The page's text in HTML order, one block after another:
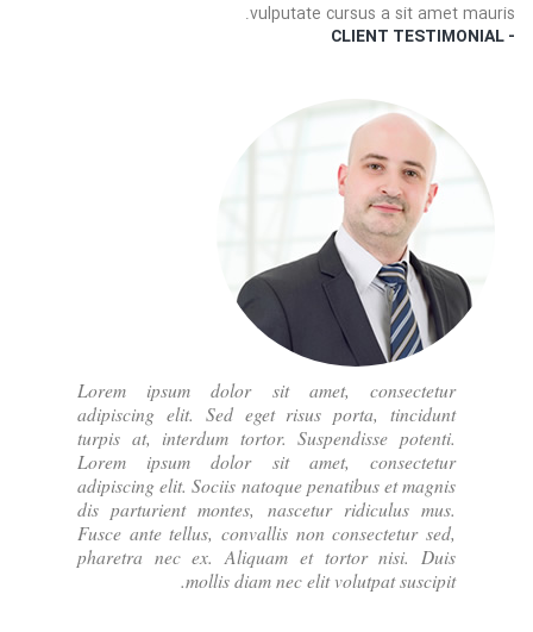
vulputate cursus a sit amet mauris.
- CLIENT TESTIMONIAL
Lorem ipsum dolor sit amet, consectetur
adipiscing elit. Sed eget risus porta, tincidunt
turpis at, interdum tortor. Suspendisse potenti.
Lorem ipsum dolor sit amet, consectetur
adipiscing elit. Sociis natoque penatibus et magnis
dis parturient montes, nascetur ridiculus mus.
Fusce ante tellus, convallis non consectetur sed,
pharetra nec ex. Aliquam et tortor nisi. Duis
mollis diam nec elit volutpat suscipit.